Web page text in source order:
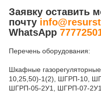
Заявку оставить
почту
WhatsApp
Перечень оборудования:
Шкафные
10,25,50)-1(2), ШГРП-10,
ШГРП-05-2У1, ШГРП-07-